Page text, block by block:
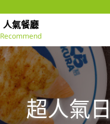
人氣餐廳
Recommend
超人氣